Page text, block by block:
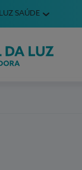
SAÚDE
da Amadora